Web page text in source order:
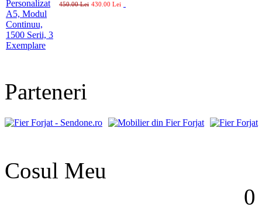
450.00 Lei 430.00 Lei
Parteneri
Cosul Meu
0